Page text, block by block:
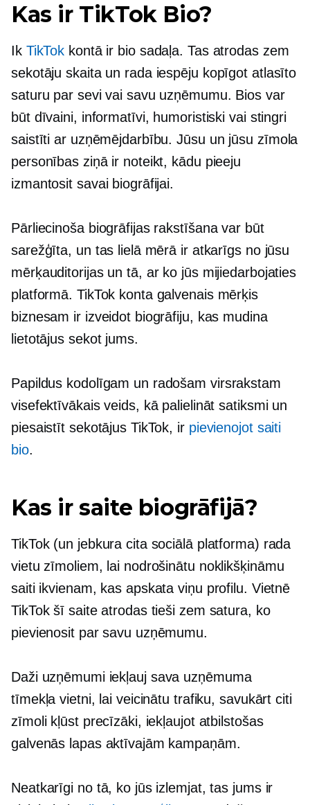
Kas ir TikTok Bio?
Ik TikTok kontā ir bio sadaļa. Tas atrodas zem
sekotāju skaita un rada iespēju kopīgot atlasīto
saturu par sevi vai savu uzņēmumu. Bios var
būt dīvaini, informatīvi, humoristiski vai stingri
saistīti ar uzņēmējdarbību. Jūsu un jūsu zīmola
personības ziņā ir noteikt, kādu pieeju
izmantosit savai biogrāfijai.
Pārliecinoša biogrāfijas rakstīšana var būt
sarežģīta, un tas lielā mērā ir atkarīgs no jūsu
mērķauditorijas un tā, ar ko jūs mijiedarbojaties
platformā. TikTok konta galvenais mērķis
biznesam ir izveidot biogrāfiju, kas mudina
lietotājus sekot jums.
Papildus kodolīgam un radošam virsrakstam
visefektīvākais veids, kā palielināt satiksmi un
piesaistīt sekotājus TikTok, ir pievienojot saiti
bio.
Kas ir saite biogrāfijā?
TikTok (un jebkura cita sociālā platforma) rada
vietu zīmoliem, lai nodrošinātu noklikšķināmu
saiti ikvienam, kas apskata viņu profilu. Vietnē
TikTok šī saite atrodas tieši zem satura, ko
pievienosit par savu uzņēmumu.
Daži uzņēmumi iekļauj sava uzņēmuma
tīmekļa vietni, lai veicinātu trafiku, savukārt citi
zīmoli kļūst precīzāki, iekļaujot atbilstošas ​​
galvenās lapas aktīvajām kampaņām.
Neatkarīgi no tā, ko jūs izlemjat, tas jums ir